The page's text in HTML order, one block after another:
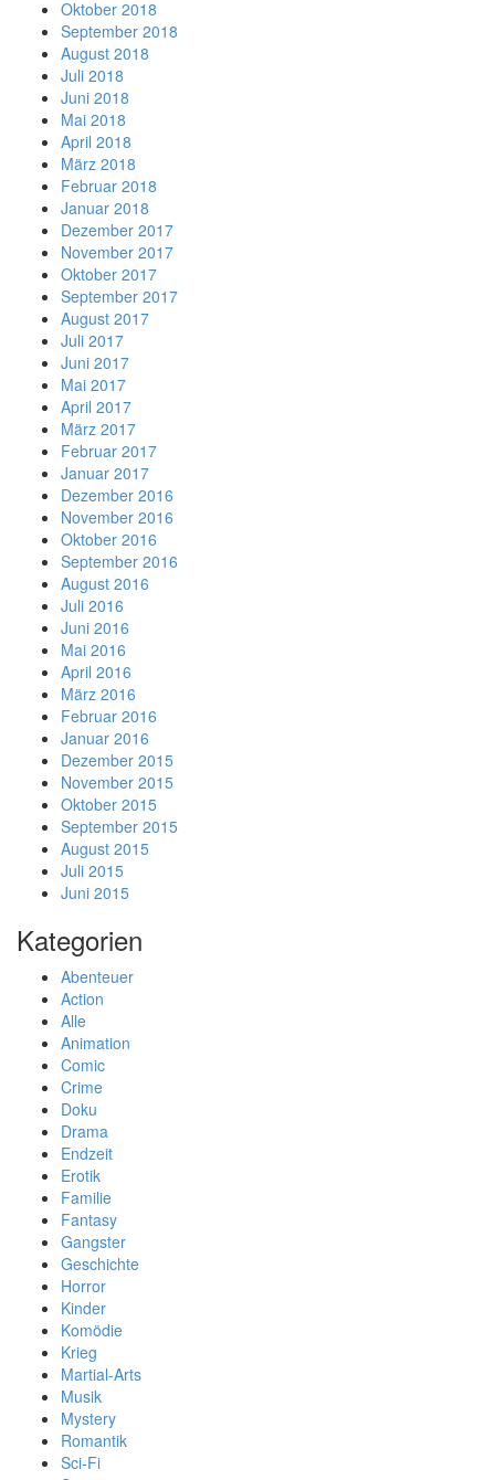
Oktober 2018
September 2018
August 2018
Juli 2018
Juni 2018
Mai 2018
April 2018
März 2018
Februar 2018
Januar 2018
Dezember 2017
November 2017
Oktober 2017
September 2017
August 2017
Juli 2017
Juni 2017
Mai 2017
April 2017
März 2017
Februar 2017
Januar 2017
Dezember 2016
November 2016
Oktober 2016
September 2016
August 2016
Juli 2016
Juni 2016
Mai 2016
April 2016
März 2016
Februar 2016
Januar 2016
Dezember 2015
November 2015
Oktober 2015
September 2015
August 2015
Juli 2015
Juni 2015
Kategorien
Abenteuer
Action
Alle
Animation
Comic
Crime
Doku
Drama
Endzeit
Erotik
Familie
Fantasy
Gangster
Geschichte
Horror
Kinder
Komödie
Krieg
Martial-Arts
Musik
Mystery
Romantik
Sci-Fi